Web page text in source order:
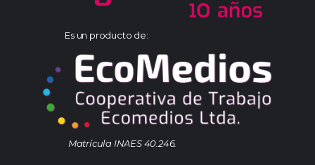
Es un producto de:
Matrícula INAES 40.246.